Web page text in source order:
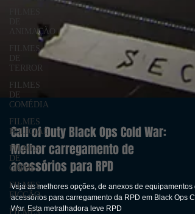
ANIMAÇÃO
FILMES
DE
TERROR
FILMES
DE
COMÉDIA
FILMES
POLICIAL
FILMES
DE
CRIME
FILMES
FICÇÃO
FILMES
Call of Duty Black Ops Cold War:
Melhor carregamento de
acessórios para RPD